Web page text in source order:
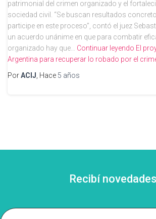
patrimonial del crimen organizado y el
sociedad civil. “Se buscan resultados
participe en este proceso”, contó el juez
un acuerdo unánime en que para combatir
organizado hay que… Continuar leyendo El
Argentina para recuperar lo robado por el
PorACIJ , Hace 5 años
Recibí novedades